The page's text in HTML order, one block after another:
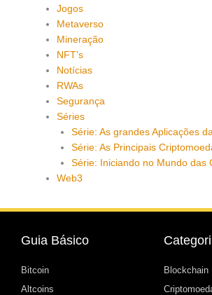
Jogos
Metaverso
Mineração
NFT's
Notícias
RWAs
Segurança
Séries
Série: As grandes Aplicações
Série: As Principais
Série: Iniciando no Mundo das
Web3
Guia Básico
Bitcoin
Altcoins
Blockchain